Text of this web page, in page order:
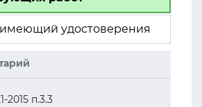
удостоверения
2015 п.3.3